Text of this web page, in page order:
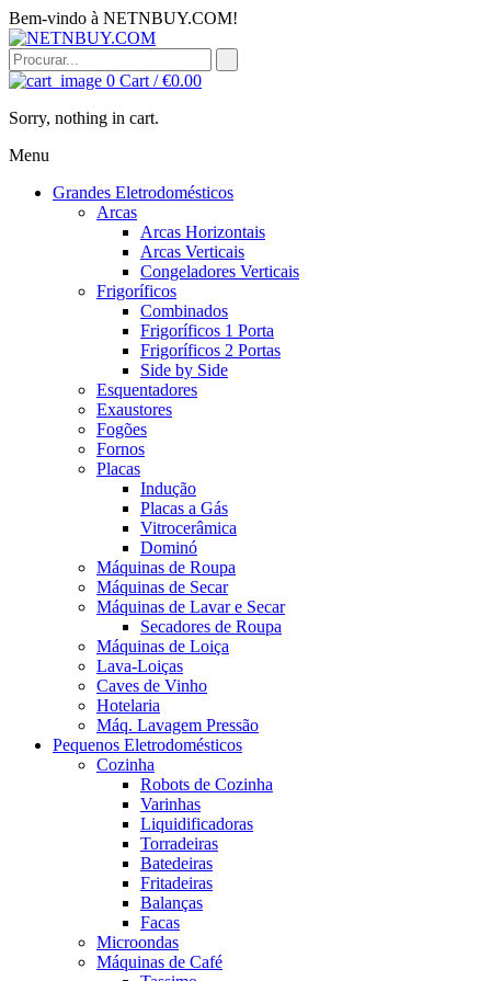
Bem-vindo à NETNBUY.COM!
0 Cart /€0.00
Sorry, nothing in cart.
Menu
Grandes Eletrodomésticos
Arcas
Arcas Horizontais
Arcas Verticais
Congeladores Verticais
Frigoríficos
Combinados
Frigoríficos 1 Porta
Frigoríficos 2 Portas
Side by Side
Esquentadores
Exaustores
Fogões
Fornos
Placas
Indução
Placas a Gás
Vitrocerâmica
Dominó
Máquinas de Roupa
Máquinas de Secar
Máquinas de Lavar e Secar
Secadores de Roupa
Máquinas de Loiça
Lava-Loiças
Caves de Vinho
Hotelaria
Máq. Lavagem Pressão
Pequenos Eletrodomésticos
Cozinha
Robots de Cozinha
Varinhas
Liquidificadoras
Torradeiras
Batedeiras
Fritadeiras
Balanças
Facas
Microondas
Máquinas de Café